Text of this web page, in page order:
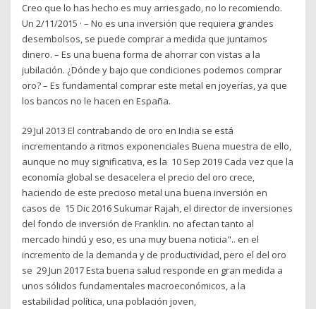
Creo que lo has hecho es muy arriesgado, no lo recomiendo.
Un 2/11/2015 · – No es una inversión que requiera grandes
desembolsos, se puede comprar a medida que juntamos
dinero. – Es una buena forma de ahorrar con vistas a la
jubilación. ¿Dónde y bajo que condiciones podemos comprar
oro? – Es fundamental comprar este metal en joyerías, ya que
los bancos no le hacen en España.
29 Jul 2013 El contrabando de oro en India se está
incrementando a ritmos exponenciales Buena muestra de ello,
aunque no muy significativa, es la 10 Sep 2019 Cada vez que la
economía global se desacelera el precio del oro crece,
haciendo de este precioso metal una buena inversión en
casos de 15 Dic 2016 Sukumar Rajah, el director de inversiones
del fondo de inversión de Franklin. no afectan tanto al
mercado hindú y eso, es una muy buena noticia".. en el
incremento de la demanda y de productividad, pero el del oro
se 29 Jun 2017 Esta buena salud responde en gran medida a
unos sólidos fundamentales macroeconómicos, a la
estabilidad política, una población joven,